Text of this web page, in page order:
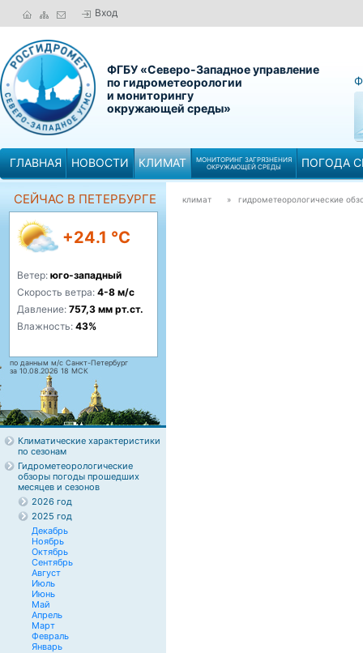
Вход
ФГБУ «Северо-Западное управление
по гидрометеорологии
и мониторингу
окружающей среды»
ГЛАВНАЯ НОВОСТИ КЛИМАТ
МОНИТОРИНГ ЗАГРЯЗНЕНИЯ
ОКРУЖАЮЩЕЙ СРЕДЫ
ПОГОДА
СЕЙЧАС В ПЕТЕРБУРГЕ
+24.1 °C
Ветер: юго-западный
Скорость ветра: 4-8 м/с
Давление: 757,3 мм рт.ст.
Влажность: 43%
по данным м/с Санкт-Петербург
за 10.08.2026 18 МСК
Климатические характеристики
по сезонам
Гидрометеорологические
обзоры погоды прошедших
месяцев и сезонов
2026 год
2025 год
Декабрь
Ноябрь
Октябрь
Сентябрь
Август
Июль
Июнь
Май
Апрель
Март
Февраль
Январь
климат » гидрометеорологические